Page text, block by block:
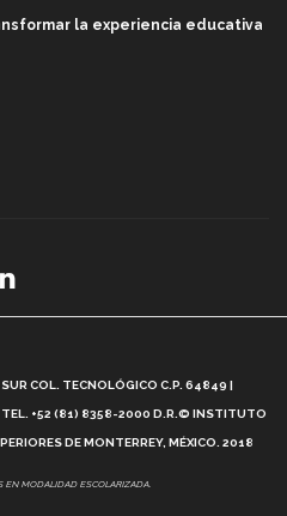
la experiencia educativa
Educativo Tec? (video)
e Inteligencia Artificial, Paola
COL. TECNOLÓGICO C.P. 64849 |
TEL. +52 (81) 8358-2000 D.R.© INSTITUTO
DE MONTERREY, MÉXICO. 2018
EN MODALIDAD ESCOLARIZADA.